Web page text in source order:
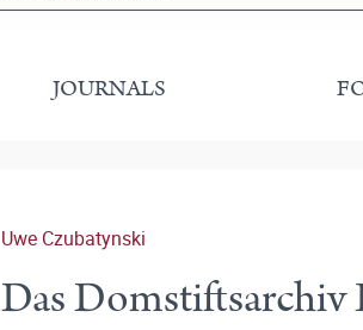
JOURNALS
Uwe Czubatynski
Das Domstiftsarchiv